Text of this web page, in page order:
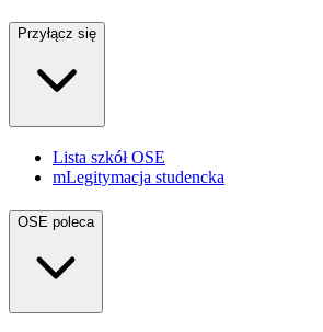
Przyłącz się
Lista szkół OSE
mLegitymacja studencka
OSE poleca